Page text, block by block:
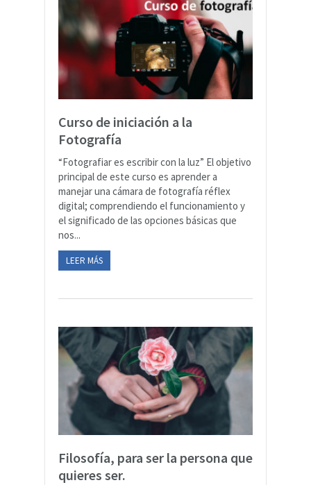
Curso de iniciación a la
Fotografía
“Fotografiar es escribir con la luz” El objetivo
principal de este curso es aprender a
manejar una cámara de fotografía réflex
digital; comprendiendo el funcionamiento y
el significado de las opciones básicas que
nos...
LEER MÁS
Filosofía, para ser la persona que
quieres ser.